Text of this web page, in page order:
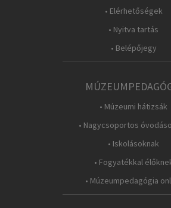
• Elérhetőségek
• Nyitva tartás
• Belépőjegy
• Múzeumi hátizsák
• Nagycsoportos
• Iskolásoknak
• Fogyatékkal
• Múzeumpedagógia